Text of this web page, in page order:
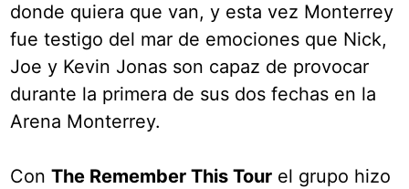
donde quiera que van, y esta vez Monterrey
fue testigo del mar de emociones que Nick,
Joe y Kevin Jonas son capaz de provocar
durante la primera de sus dos fechas en la
Arena Monterrey.
Con The Remember This Tour el grupo hizo